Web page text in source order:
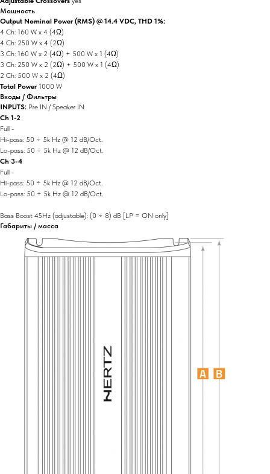
Мощность
Output Nominal Power (RMS) @ 14.4 VDC, THD 1%:
4 Ch: 160 W x 4 (4Ω)
4 Ch: 250 W x 4 (2Ω)
3 Ch: 160 W x 2 (4Ω) + 500 W x 1 (4Ω)
3 Ch: 250 W x 2 (2Ω) + 500 W x 1 (4Ω)
2 Ch: 500 W x 2 (4Ω)
Total Power 1000 W
Входы / Фильтры
INPUTS: Pre IN / Speaker IN
Ch 1-2
Full -
Hi-pass: 50 ÷ 5k Hz @ 12 dB/Oct.
Lo-pass: 50 ÷ 5k Hz @ 12 dB/Oct.
Ch 3-4
Full -
Hi-pass: 50 ÷ 5k Hz @ 12 dB/Oct.
Lo-pass: 50 ÷ 5k Hz @ 12 dB/Oct.
Bass Boost 45Hz (adjustable): (0 ÷ 8) dB [LP = ON only]
Габариты / масса